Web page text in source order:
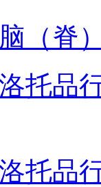
（脊
托品
托品